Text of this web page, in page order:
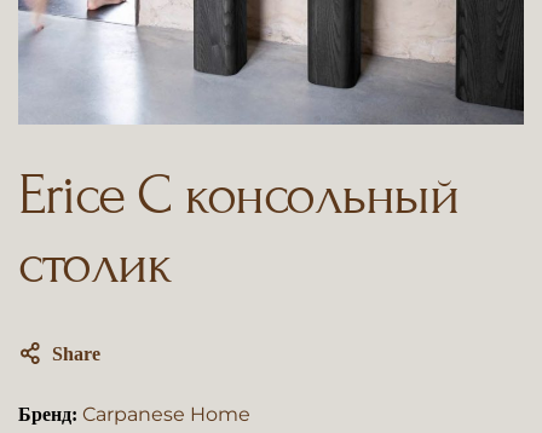
Erice C консольный
столик
Share
Бренд: Carpanese Home